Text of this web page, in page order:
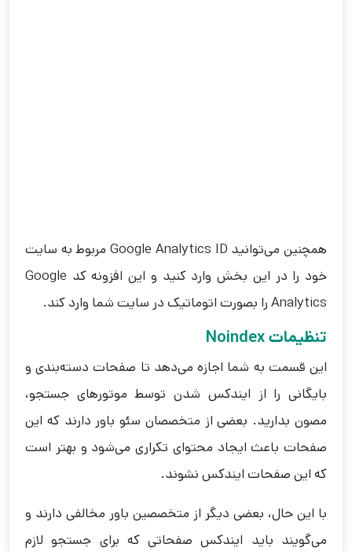
همچنین می‌توانید Google Analytics ID مربوط به سایت
خود را در این بخش وارد کنید و این افزونه کد Google
Analytics را بصورت اتوماتیک در سایت شما وارد کند.
تنظیمات Noindex
این قسمت به شما اجازه می‌دهد تا صفحات دسته‌بندی و
بایگانی را از ایندکس شدن توسط موتورهای جستجو،
مصون بدارید. بعضی از متخصصان سئو باور دارند که این
صفحات باعث ایجاد محتوای تکراری می‌شود و بهتر است
که این صفحات ایندکس نشوند.
با این حال، بعضی دیگر از متخصصین ‌باور مخالفی دارند و
می‌گویند باید ایندکس صفحاتی که برای جستجو لازم